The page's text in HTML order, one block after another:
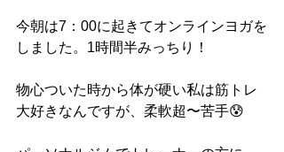
今朝は7：00に起きてオンラインヨガを
しました。1時間半みっちり！
物心ついた時から体が硬い私は筋トレ
大好きなんですが、柔軟超〜苦手😰